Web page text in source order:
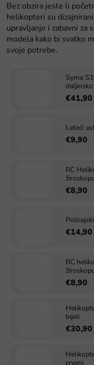
Bez obzira jeste li
helikopteri su
upravljanje i zabavni za
modela kako bi svatko
svoje potrebe.
Syma
€41,90
Leteći
€9,90
RC
€8,90
€14,90
RC
€8,90
bijeli
€30,90
crveni